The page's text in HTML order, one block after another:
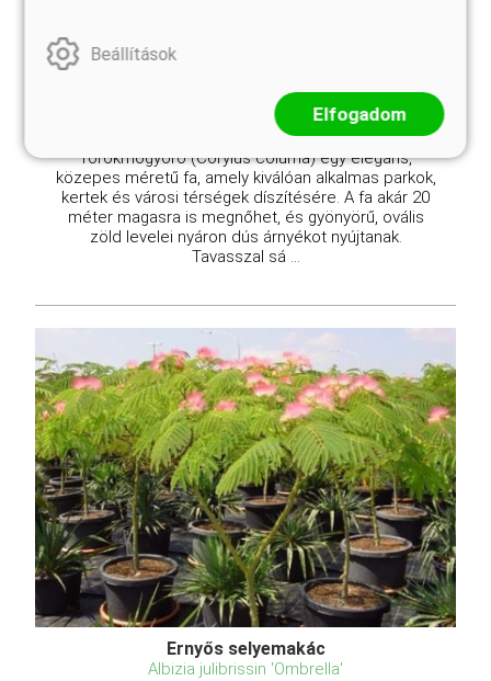
Törökmogyoró (Corylus colurna) egy elegáns,
közepes méretű fa, amely kiválóan alkalmas parkok,
kertek és városi térségek díszítésére. A fa akár 20
méter magasra is megnőhet, és gyönyörű, ovális
zöld levelei nyáron dús árnyékot nyújtanak.
Tavasszal sá ...
Ernyős selyemakác
Albizia julibrissin 'Ombrella'
Beállítások
Elfogadom